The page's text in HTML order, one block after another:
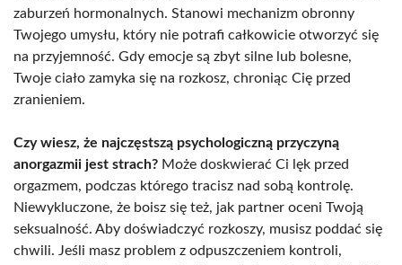
zaburzeń hormonalnych. Stanowi mechanizm obronny
Twojego umysłu, który nie potrafi całkowicie otworzyć się
na przyjemność. Gdy emocje są zbyt silne lub bolesne,
Twoje ciało zamyka się na rozkosz, chroniąc Cię przed
zranieniem.
Czy wiesz, że najczęstszą psychologiczną przyczyną
anorgazmii jest strach? Może doskwierać Ci lęk przed
orgazmem, podczas którego tracisz nad sobą kontrolę.
Niewykluczone, że boisz się też, jak partner oceni Twoją
seksualność. Aby doświadczyć rozkoszy, musisz poddać się
chwili. Jeśli masz problem z odpuszczeniem kontroli,